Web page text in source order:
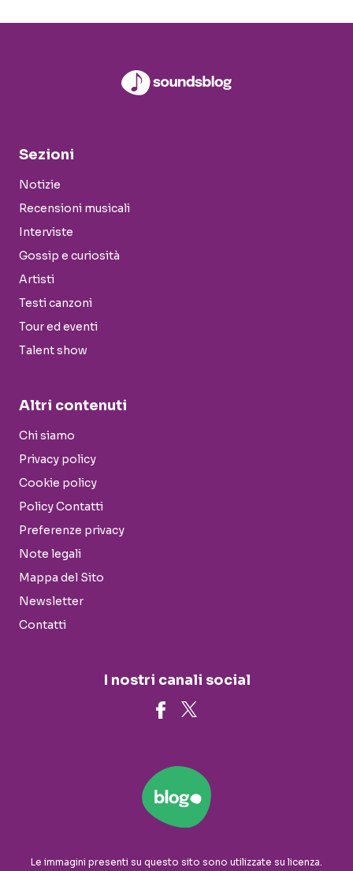
Sezioni
Notizie
Recensioni musicali
Interviste
Gossip e curiosità
Artisti
Testi canzoni
Tour ed eventi
Talent show
Altri contenuti
Chi siamo
Privacy policy
Cookie policy
Policy Contatti
Preferenze privacy
Note legali
Mappa del Sito
Newsletter
Contatti
I nostri canali social
Le immagini presenti su questo sito sono utilizzate su licenza.